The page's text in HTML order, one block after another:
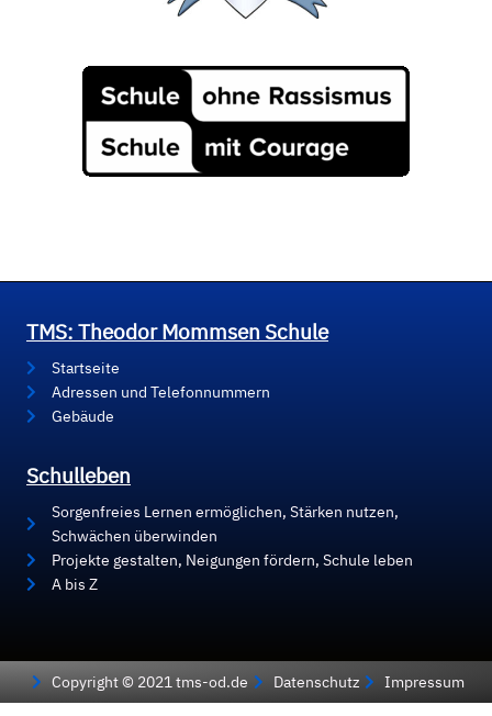
TMS: Theodor Mommsen Schule
Startseite
Adressen und Telefonnummern
Gebäude
Schulleben
Sorgenfreies Lernen ermöglichen, Stärken nutzen,
Schwächen überwinden
Projekte gestalten, Neigungen fördern, Schule leben
A bis Z
Copyright © 2021 tms-od.de Datenschutz Impressum